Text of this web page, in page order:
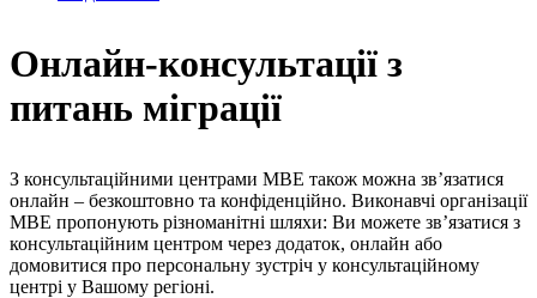
Онлайн-консультації з
питань міграції
З консультаційними центрами MBE також можна зв’язатися
онлайн – безкоштовно та конфіденційно. Виконавчі організації
MBE пропонують різноманітні шляхи: Ви можете зв’язатися з
консультаційним центром через додаток, онлайн або
домовитися про персональну зустріч у консультаційному
центрі у Вашому регіоні.